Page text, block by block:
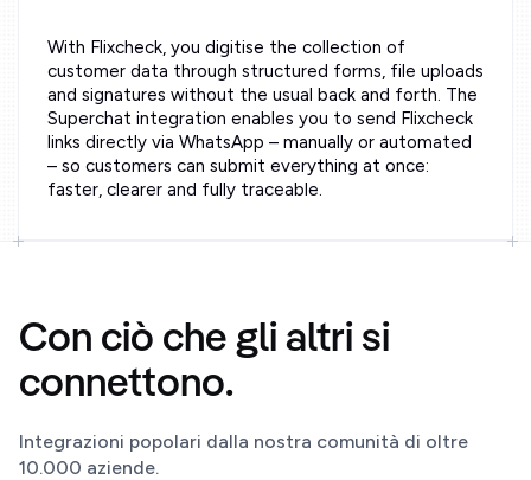
With Flixcheck, you digitise the collection of
customer data through structured forms, file uploads
and signatures without the usual back and forth. The
Superchat integration enables you to send Flixcheck
links directly via WhatsApp – manually or automated
– so customers can submit everything at once:
faster, clearer and fully traceable.
Con ciò che gli altri si
connettono.
Integrazioni popolari dalla nostra comunità di oltre
10.000 aziende.